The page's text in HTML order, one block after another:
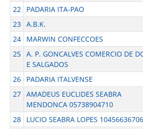
22
PADARIA ITA-PAO
23 A.B.K.
24
MARWIN CONFECCOES
25 A. P. GONCALVES COMERCIO DE
E SALGADOS
26 PADARIA ITALVENSE
27 AMADEUS EUCLIDES SEABRA
MENDONCA 05738904710
28 LUCIO SEABRA LOPES 10456636706